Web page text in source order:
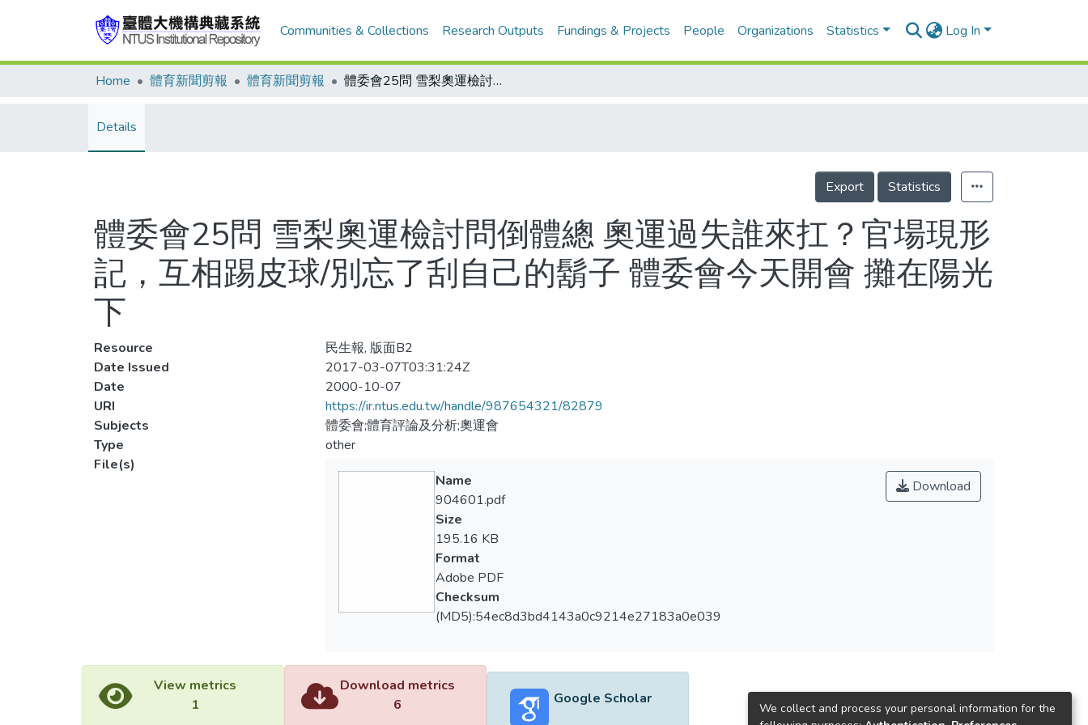
Communities & Collections Research Outputs Fundings & Projects People Organizations Statistics Log In
Home 體育新聞剪報 體育新聞剪報 體委會25問 雪梨奧運檢討問倒體總 奧運過失誰來扛？官場現形記，互相踢皮球/別忘了刮自己的鬍子 體委會今天開會 攤在陽光下
Details
Export Statistics
體委會25問 雪梨奧運檢討問倒體總 奧運過失誰來扛？官場現形
記，互相踢皮球/別忘了刮自己的鬍子 體委會今天開會 攤在陽光
下
Resource
民生報, 版面B2
Date Issued
2017-03-07T03:31:24Z
Date
2000-10-07
URI
https://ir.ntus.edu.tw/handle/987654321/82879
Subjects
體委會;體育評論及分析;奧運會
Type
other
File(s)
Download
Name
904601.pdf
Size
195.16 KB
Format
Adobe PDF
Checksum
(MD5):54ec8d3bd4143a0c9214e27183a0e039
View metrics
1
Download metrics
6
Google Scholar
We collect and process your personal information for the